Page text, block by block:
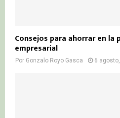
Consejos para ahorrar en la
empresarial
Por Gonzalo Royo Gasca 6